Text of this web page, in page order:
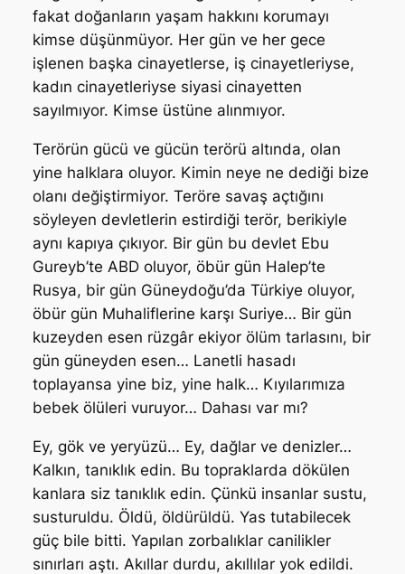
fakat doğanların yaşam hakkını korumayı
kimse düşünmüyor. Her gün ve her gece
işlenen başka cinayetlerse, iş cinayetleriyse,
kadın cinayetleriyse siyasi cinayetten
sayılmıyor. Kimse üstüne alınmıyor.
Terörün gücü ve gücün terörü altında, olan
yine halklara oluyor. Kimin neye ne dediği bize
olanı değiştirmiyor. Teröre savaş açtığını
söyleyen devletlerin estirdiği terör, berikiyle
aynı kapıya çıkıyor. Bir gün bu devlet Ebu
Gureyb’te ABD oluyor, öbür gün Halep’te
Rusya, bir gün Güneydoğu’da Türkiye oluyor,
öbür gün Muhaliflerine karşı Suriye… Bir gün
kuzeyden esen rüzgâr ekiyor ölüm tarlasını, bir
gün güneyden esen… Lanetli hasadı
toplayansa yine biz, yine halk… Kıyılarımıza
bebek ölüleri vuruyor… Dahası var mı?
Ey, gök ve yeryüzü… Ey, dağlar ve denizler…
Kalkın, tanıklık edin. Bu topraklarda dökülen
kanlara siz tanıklık edin. Çünkü insanlar sustu,
susturuldu. Öldü, öldürüldü. Yas tutabilecek
güç bile bitti. Yapılan zorbalıklar canilikler
sınırları aştı. Akıllar durdu, akıllılar yok edildi.